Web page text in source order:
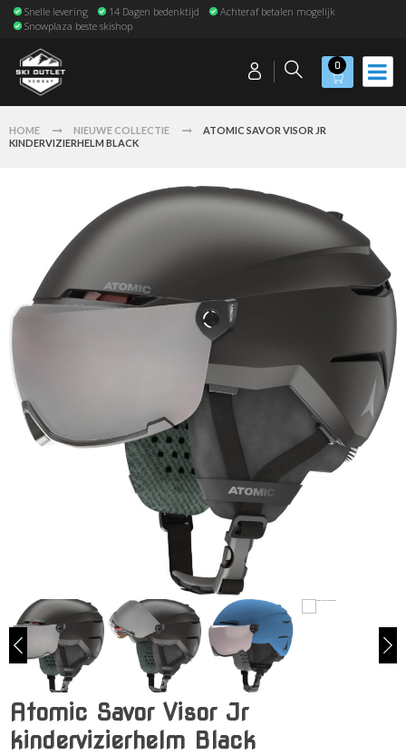
Snelle levering 14 Dagen bedenktijd
Achteraf betalen mogelijk
Snowplaza beste skishop
0
HOME NIEUWE COLLECTIE
ATOMIC SAVOR VISOR JR
KINDERVIZIERHELM BLACK
Atomic Savor Visor Jr
kindervizierhelm Black